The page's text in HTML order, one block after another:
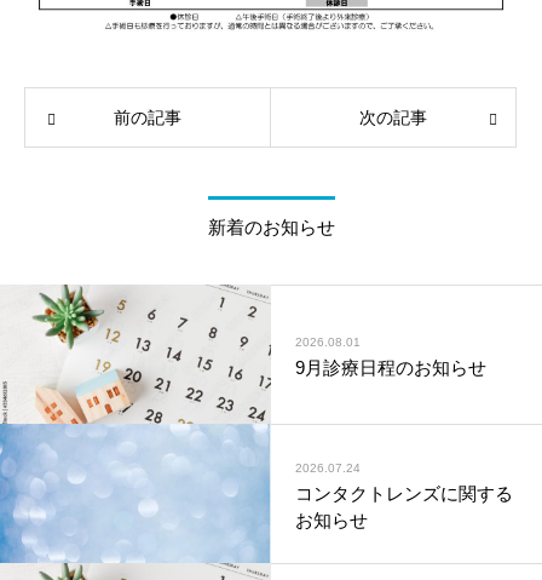
前の記事 次の記事
新着のお知らせ
2026.08.01
9月診療日程のお知らせ
2026.07.24
コンタクトレンズに関する
お知らせ